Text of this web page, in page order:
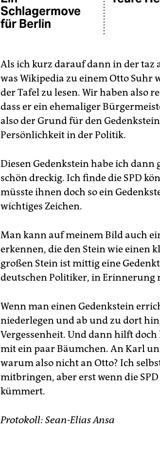
Schlagermove
für Berlin
Als ich kurz darauf dann in der taz
was Wikipedia zu einem Otto Suhr
der Tafel zu lesen. Wir haben also
dass er ein ehemaliger
also der Grund für den
Persönlichkeit in der Politik.
Diesen Gedenkstein habe ich dann
schön dreckig. Ich finde die SPD
müsste ihnen doch so ein
wichtiges Zeichen.
Man kann auf meinem Bild auch
erkennen, die den Stein wie einen
großen Stein ist mittig eine
deutschen Politiker, in Erinnerung
Wenn man einen Gedenkstein
niederlegen und ab und zu dort
Vergessenheit. Und dann hilft
mit ein paar Bäumchen. An Karl
warum also nicht an Otto? Ich
mitbringen, aber erst wenn die
kümmert.
Protokoll: Sean-Elias Ansa